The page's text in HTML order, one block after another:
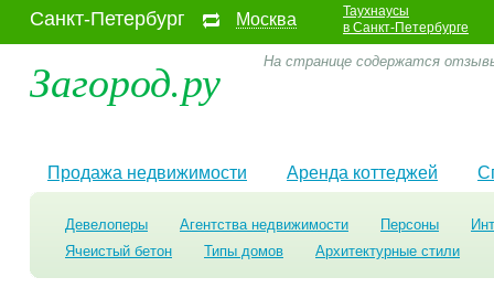
Санкт-Петербург Москва
Таухнаусы
в Санкт-Петербурге
Загород.ру На странице содержатся
Продажа недвижимости Аренда коттеджей
Девелоперы Агентства недвижимости Персоны
Ячеистый бетон
Типы домов Архитектурные стили